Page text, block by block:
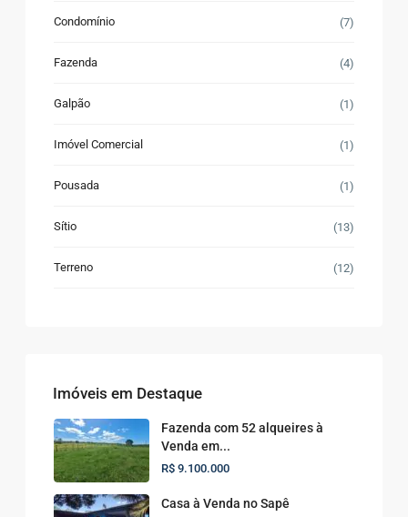
Condomínio (7)
Fazenda (4)
Galpão (1)
Imóvel Comercial (1)
Pousada (1)
Sítio (13)
Terreno (12)
Imóveis em Destaque
Fazenda com 52 alqueires à
Venda em...
R$ 9.100.000
Casa à Venda no Sapê